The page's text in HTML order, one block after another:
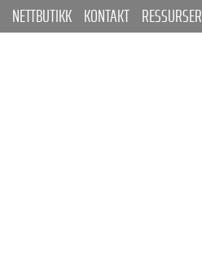
NETTBUTIKK KONTAKT RESSURSER